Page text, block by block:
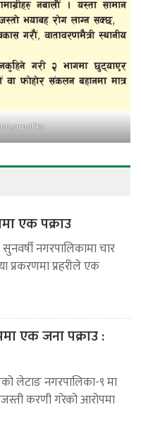
एक पक्राउ
नगरपालिकामा चार
प्रकरणमा प्रहरीले एक
एक जना पक्राउ :
लेटाङ नगरपालिका-९ मा
करणी गरेको आरोपमा